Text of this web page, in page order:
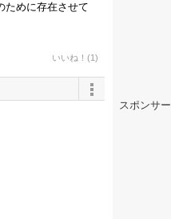
ために存在させて
いいね！(1)
スポンサ